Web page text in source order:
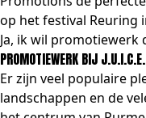
op het festival Reuring
Ja, ik wil promotiewerk
PROMOTIEWERK BIJ
Er zijn veel populaire
landschappen en de